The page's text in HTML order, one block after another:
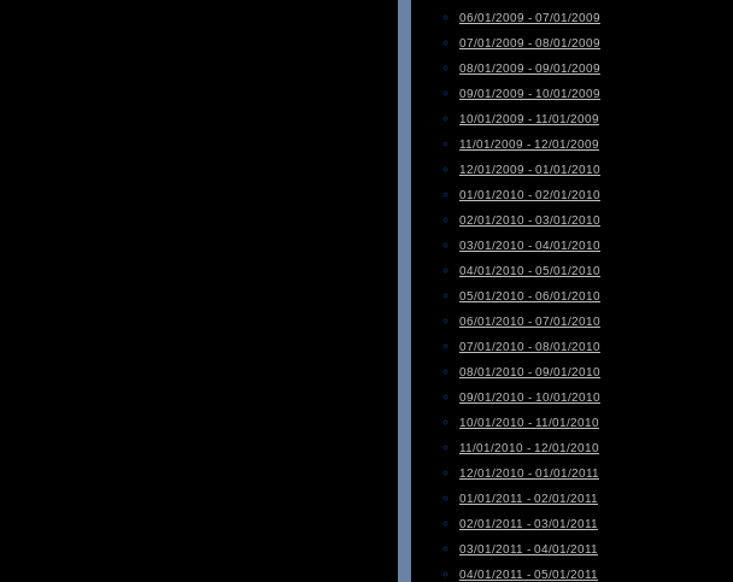
06/01/2009 - 07/01/2009
07/01/2009 - 08/01/2009
08/01/2009 - 09/01/2009
09/01/2009 - 10/01/2009
10/01/2009 - 11/01/2009
11/01/2009 - 12/01/2009
12/01/2009 - 01/01/2010
01/01/2010 - 02/01/2010
02/01/2010 - 03/01/2010
03/01/2010 - 04/01/2010
04/01/2010 - 05/01/2010
05/01/2010 - 06/01/2010
06/01/2010 - 07/01/2010
07/01/2010 - 08/01/2010
08/01/2010 - 09/01/2010
09/01/2010 - 10/01/2010
10/01/2010 - 11/01/2010
11/01/2010 - 12/01/2010
12/01/2010 - 01/01/2011
01/01/2011 - 02/01/2011
02/01/2011 - 03/01/2011
03/01/2011 - 04/01/2011
04/01/2011 - 05/01/2011